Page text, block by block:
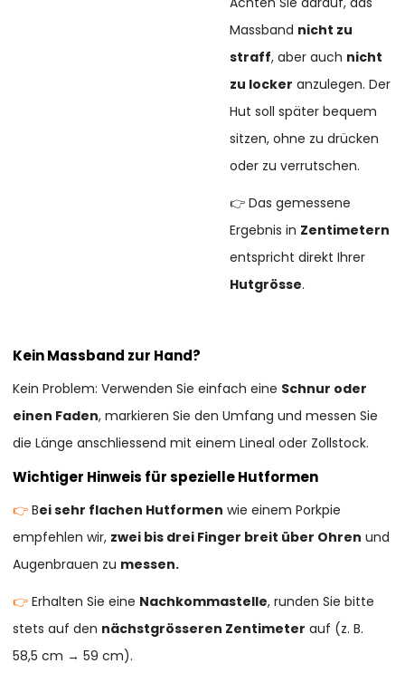
Massband nicht zu
straff, aber auch nicht
zu locker anzulegen. Der
Hut soll später bequem
sitzen, ohne zu drücken
oder zu verrutschen.
👉 Das gemessene
Ergebnis in Zentimetern
entspricht direkt Ihrer
Hutgrösse.
Kein Massband zur Hand?
Kein Problem: Verwenden Sie einfach eine Schnur oder
einen Faden, markieren Sie den Umfang und messen Sie
die Länge anschliessend mit einem Lineal oder Zollstock.
Wichtiger Hinweis für spezielle Hutformen
👉Bei sehr flachen Hutformen wie einem Porkpie
empfehlen wir, zwei bis drei Finger breit über Ohren und
Augenbrauen zu messen.
👉Erhalten Sie eine Nachkommastelle, runden Sie bitte
stets auf den nächstgrösseren Zentimeter auf (z. B.
58,5 cm → 59 cm).